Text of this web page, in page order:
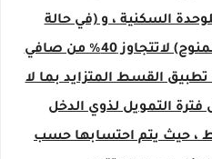
السكنية ، و (في حالة
التقسيط ضمن التمويل الممنوح) لاتتجاوز 40٪ من صافي
القسط المتزايد بما لا
فترة التمويل لذوي الدخل
حيث يتم احتسابها حسب